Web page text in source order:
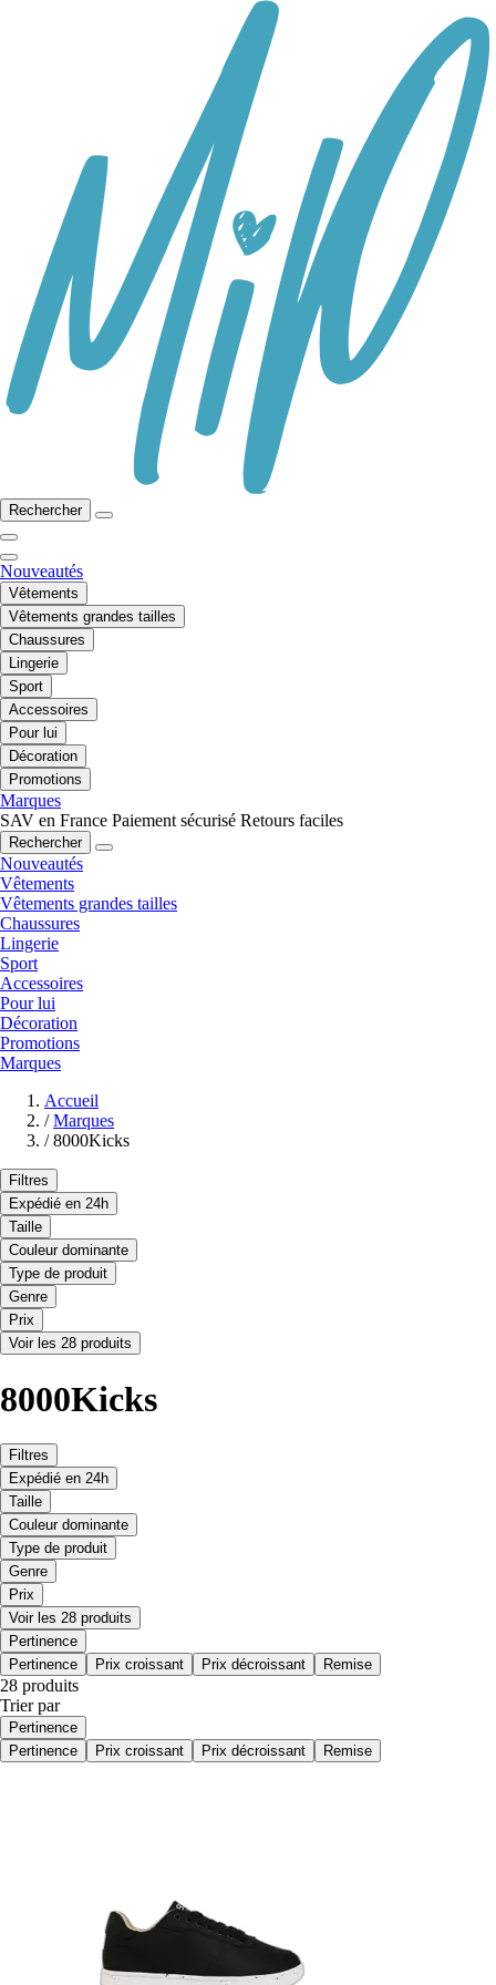
Rechercher
Nouveautés
Vêtements
Vêtements grandes tailles
Chaussures
Lingerie
Sport
Accessoires
Pour lui
Décoration
Promotions
Marques
SAV en France Paiement sécurisé Retours faciles
Rechercher
Nouveautés
Vêtements
Vêtements grandes tailles
Chaussures
Lingerie
Sport
Accessoires
Pour lui
Décoration
Promotions
Marques
Accueil
/ Marques
/ 8000Kicks
Filtres
Expédié en 24h
Taille
Couleur dominante
Type de produit
Genre
Prix
Voir les 28 produits
8000Kicks
Filtres
Expédié en 24h
Taille
Couleur dominante
Type de produit
Genre
Prix
Voir les 28 produits
Pertinence
Pertinence
Prix croissant Prix décroissant Remise
28 produits
Trier par
Pertinence
Pertinence
Prix croissant Prix décroissant Remise